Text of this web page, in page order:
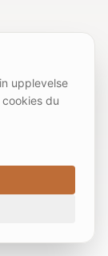
upplevelse
du